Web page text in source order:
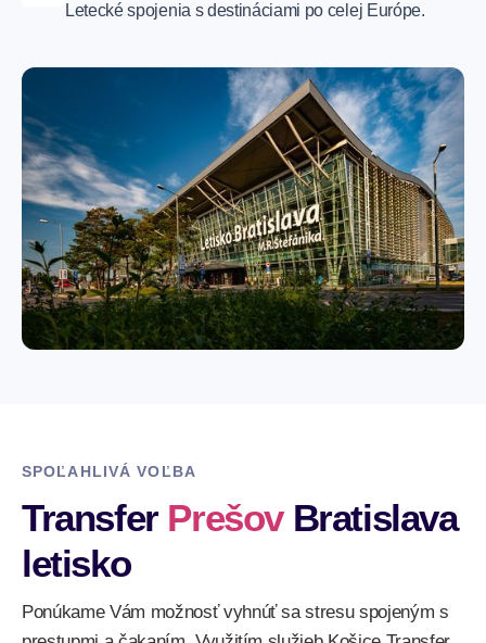
Letecké spojenia s destináciami po celej Európe.
SPOĽAHLIVÁ VOĽBA
Transfer PrešovBratislava
letisko
Ponúkame Vám možnosť vyhnúť sa stresu spojeným s